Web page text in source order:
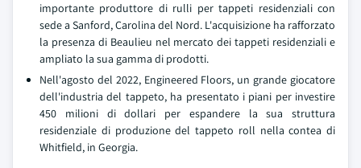
importante produttore di rulli per tappeti residenziali con
sede a Sanford, Carolina del Nord. L'acquisizione ha rafforzato
la presenza di Beaulieu nel mercato dei tappeti residenziali e
ampliato la sua gamma di prodotti.
Nell'agosto del 2022, Engineered Floors, un grande giocatore
dell'industria del tappeto, ha presentato i piani per investire
450 milioni di dollari per espandere la sua struttura
residenziale di produzione del tappeto roll nella contea di
Whitfield, in Georgia.